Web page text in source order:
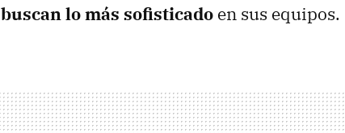
buscan lo más sofisticado en sus equipos.